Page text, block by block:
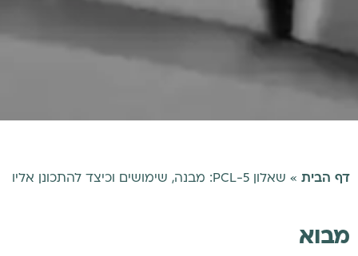
דף הבית » שאלון PCL-5: מבנה, שימושים וכיצד להתכונן אליו
מבוא